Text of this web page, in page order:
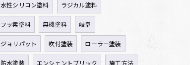
水性シリコン塗料 ラジカル塗料
フッ素塗料 無機塗料 岐阜
ジョリパット 吹付塗装 ローラー塗装
防水塗装 エンシェントブリック 施工方法